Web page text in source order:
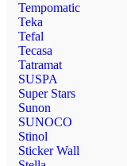
Tempomatic
Teka
Tefal
Tecasa
Tatramat
SUSPA
Super Stars
Sunon
SUNOCO
Stinol
Sticker Wall